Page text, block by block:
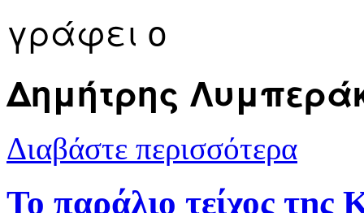
γράφει ο
Δημήτρης
Διαβάστε περισσότερα
Το παράλιο τείχος της